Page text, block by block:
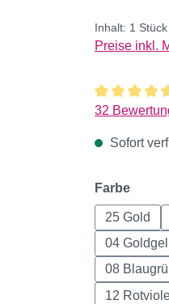
Inhalt: 1 Stück
Preise inkl.
32
Sofort
Farbe
25 Gold
04
08
12